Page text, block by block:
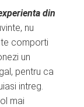
din
nu
comporti
un
pentru ca
intreg.
mai